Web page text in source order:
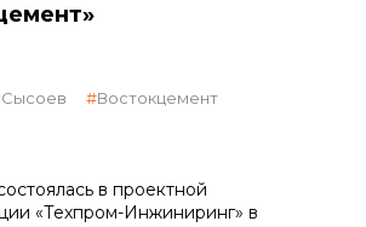
неликвидов
Востокцемент
в проектной
«Техпром-Инжиниринг» в